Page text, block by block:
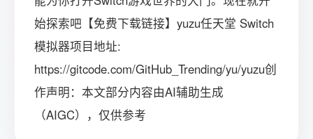
始探索吧【免费下载链接】yuzu任天堂 Switch
模拟器项目地址:
https://gitcode.com/GitHub_Trending/yu/yuzu创
作声明：本文部分内容由AI辅助生成
（AIGC），仅供参考